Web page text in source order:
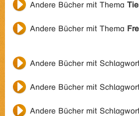
Andere Bücher mit Thema
Andere Bücher mit Thema
Andere Bücher mit
Andere Bücher mit
Andere Bücher mit